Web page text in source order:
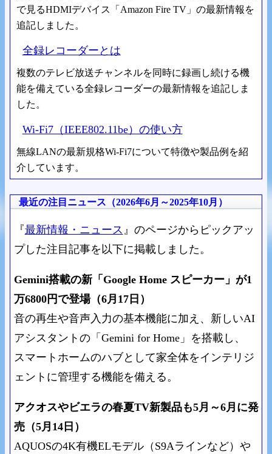
で見るHDMIデバイス「Amazon Fire TV」の最新情報を
追記しました。
全録レコーダーとは
複数のテレビ放送チャンネルを同時に録画し続ける機
能を備えている全録レコーダーの最新情報を追記しま
した。
Wi-Fi7（IEEE802.11be）の使い方
無線LANの最新規格Wi-Fi7について特徴や製品例を紹
介しています。
最近の注目ニュース（2026年6月～2025年10月）
『最新情報・ニュース 』のページからピックアッ
プした注目記事を以下に掲載しました。
Gemini搭載の新「Google Home スピーカー」が1
万6800円で登場（6月17日）
音の再生や音声入力の基本機能に加え、新しいAI
アシスタントの「Gemini for Home」を搭載し、
スマートホームのハブとして家全体をインテリジ
ェントに管理する機能を備える。
アクオスやビエラの春夏TV新製品も5月～6月に発
売（5月14日）
AQUOSの4K有機ELモデル（S9Aラインなど）や